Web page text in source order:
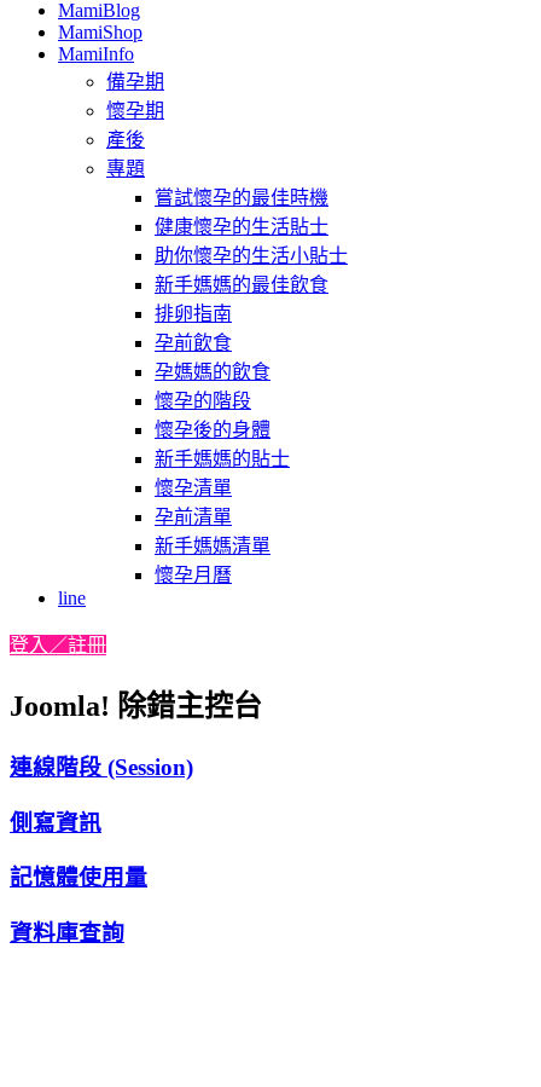
MamiBlog
MamiShop
MamiInfo
備孕期
懷孕期
產後
專題
嘗試懷孕的最佳時機
健康懷孕的生活貼士
助你懷孕的生活小貼士
新手媽媽的最佳飲食
排卵指南
孕前飲食
孕媽媽的飲食
懷孕的階段
懷孕後的身體
新手媽媽的貼士
懷孕清單
孕前清單
新手媽媽清單
懷孕月曆
line
登入／註冊
Joomla! 除錯主控台
連線階段 (Session)
側寫資訊
記憶體使用量
資料庫查詢